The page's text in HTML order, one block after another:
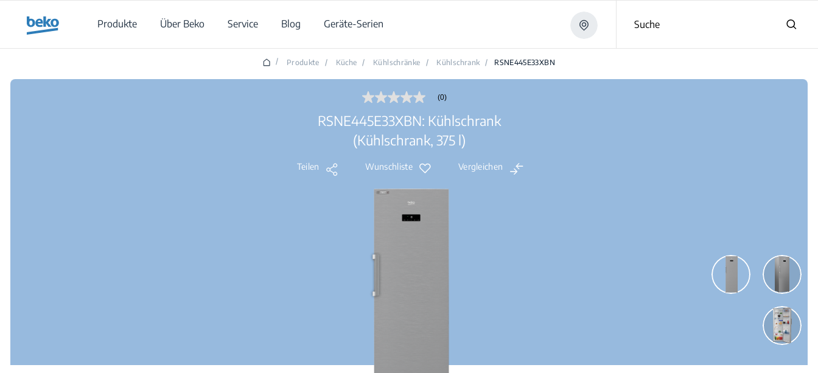
Produkte
Über Beko Service Blog Geräte-Serien Suche
/ Produkte / Küche / Kühlschränke / Kühlschrank / RSNE445E33XBN
Kein
Link
derselben
(0)
RSNE445E33XBN: Kühlschrank
(Kühlschrank, 375 l)
Teilen Wunschliste Vergleichen